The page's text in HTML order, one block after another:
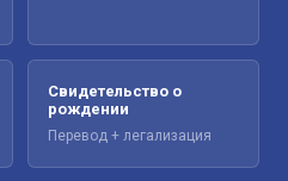
Свидетельство о
рождении
Перевод + легализация